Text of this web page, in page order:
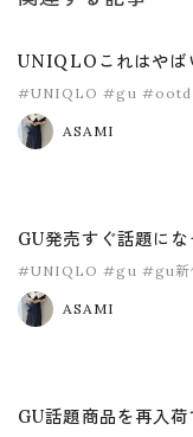
UNIQLOこれはやば
#UNIQLO #gu #ootd
ASAMI
GU発売すぐ話題にな
#UNIQLO #gu #gu新
ASAMI
GU話題商品を再入荷